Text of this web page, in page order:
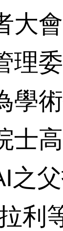
大
理
學
士
之
利